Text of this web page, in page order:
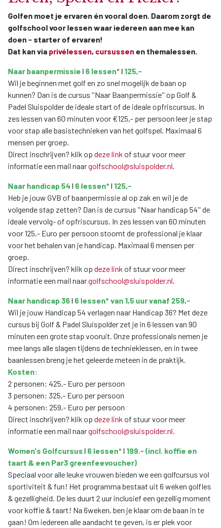
Golfen moet je ervaren én vooral doen. Daarom zorgt de
golfschool voor lessen waar iedereen aan mee kan
doen - starter of ervaren!
Dat kan via privélessen, cursussen en themalessen.
Naar baanpermissie l 6 lessen* l 125,-
Wil je beginnen met golf en zo snel mogelijk de baan op
kunnen? Dan is de cursus ''Naar Baanpermissie'' op Golf &
Padel Sluispolder de ideale start of de ideale opfriscursus. In
zes lessen van 60 minuten voor €125,- per persoon leer je stap
voor stap alle basistechnieken van het golfspel. Maximaal 6
mensen per groep.
Direct inschrijven? klik op deze link of stuur voor meer
informatie een mail naargolfschool@sluispolder.nl
Naar handicap 54 l 6 lessen* l 125,-
Heb je jouw GVB of baanpermissie al op zak en wil je de
volgende stap zetten? Dan is de cursus ''Naar handicap 54'' de
ideale vervolg- of opfriscursus. In zes lessen van 60 minuten
voor 125,- Euro per persoon stoomt de professional je klaar
voor het behalen van je handicap. Maximaal 6 mensen per
groep.
Direct inschrijven? klik op deze link of stuur voor meer
informatie een mail naargolfschool@sluispolder.nl
Naar handicap 36l 6 lessen* van 1,5 uurvanaf 259,-
Wil je jouw Handicap 54 verlagen naar Handicap 36? Met deze
cursus bij Golf & Padel Sluispolder zet je in 6 lessen van 90
minuten een grote stap vooruit. Onze professionals nemen je
mee langs alle slagen tijdens de technieklessen, en in twee
baanlessen breng je het geleerde meteen in de praktijk.
Kosten:
2 personen: 425,- Euro per persoon
3 personen: 325,- Euro per persoon
4 personen: 259,- Euro per persoon
Direct inschrijven? klik op deze link of stuur voor meer
informatie een mail naargolfschool@sluispolder.nl
Women's Golfcursus l 6 lessen* l 199.- (incl. koffie en
taart & een Par3 greenfeevoucher)
Speciaal voor alle leuke vrouwen bieden we een golfcursus vol
sportiviteit & fun! Het programma bestaat uit 6 weken golfles
& gezelligheid. De les duurt 2 uur inclusief een gezellig moment
voor koffie & taart! Na 6weken, ben je klaar om de baan in te
gaan! Om iedereen alle aandacht te geven, is er plek voor